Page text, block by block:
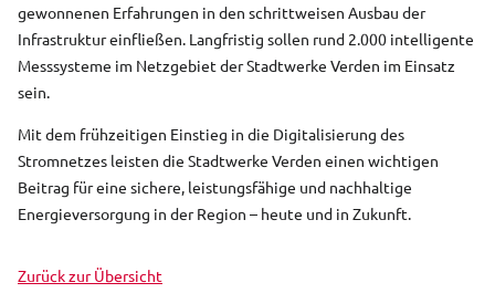
gewonnenen Erfahrungen in den schrittweisen Ausbau der
Infrastruktur einfließen. Langfristig sollen rund 2.000 intelligente
Messsysteme im Netzgebiet der Stadtwerke Verden im Einsatz
sein.
Mit dem frühzeitigen Einstieg in die Digitalisierung des
Stromnetzes leisten die Stadtwerke Verden einen wichtigen
Beitrag für eine sichere, leistungsfähige und nachhaltige
Energieversorgung in der Region – heute und in Zukunft.
Zurück zur Übersicht